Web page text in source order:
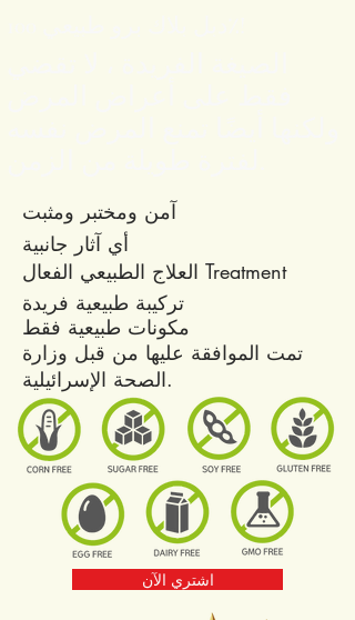
آمن ومختبر ومثبت
أي آثار جانبية
العلاج الطبيعي الفعال Treatment
تركيبة طبيعية فريدة
مكونات طبيعية فقط
تمت الموافقة عليها من قبل وزارة
الصحة الإسرائيلية.
اشتري الآن